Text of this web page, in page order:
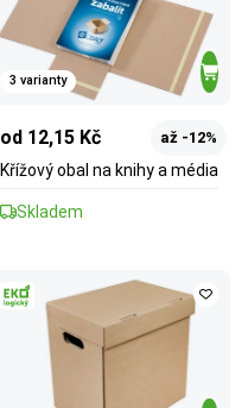
3 varianty
od 12,15 Kč až -12%
Křížový obal na knihy a média
Skladem